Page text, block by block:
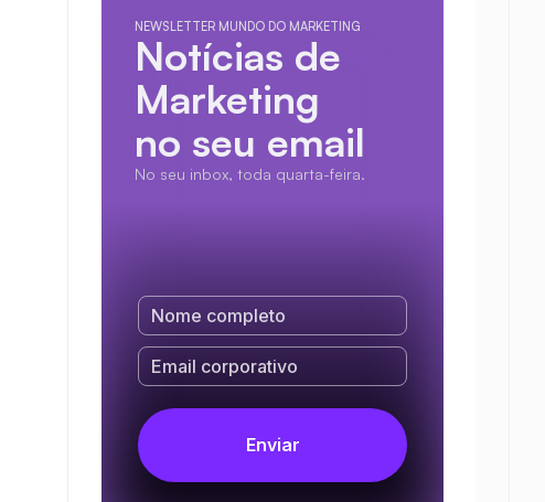
NEWSLETTER MUNDO DO MARKETING
Notícias de
Marketing
no seu email
No seu inbox, toda quarta-feira.